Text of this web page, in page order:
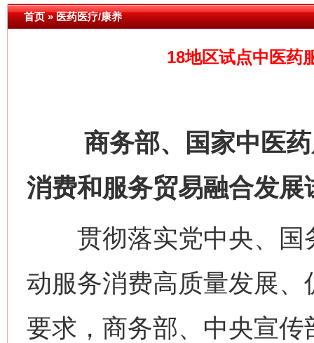
首页»医药医疗/康养
18地区试点中医药
商务部、国家中医药
消费和服务贸易融合发展
贯彻落实党中央、国
动服务消费高质量发展
要求，商务部、中央宣